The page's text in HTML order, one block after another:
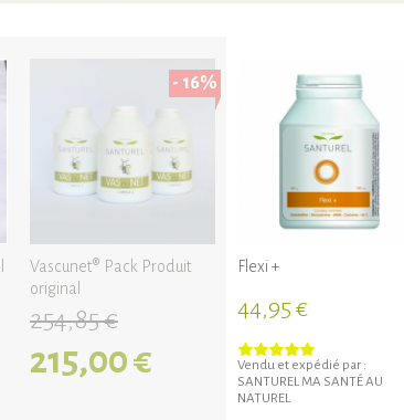
- 16%
Vascunet® Pack Produit
original
254,85 €
215,00 €
Flexi +
44,95 €
Vendu et expédié par :
SANTUREL MA SANTÉ AU
NATUREL